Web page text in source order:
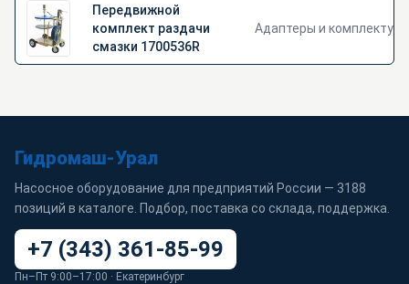
Передвижной
комплект раздачи
смазки 1700536R
Адаптеры и
Гидромаш-Урал
Насосное оборудование для предприятий России — 3188
позиций в каталоге. Подбор, поставка со склада, поддержка.
+7 (343) 361-85-99
Пн–Пт 9:00–17:00 · Екатеринбург